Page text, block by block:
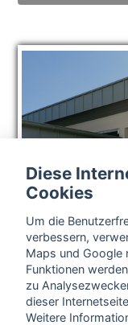
Diese
Cookies
Um die
verbessern,
Maps und Google
Funktionen
zu
dieser
Weitere